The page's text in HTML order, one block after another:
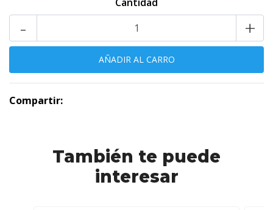
+
-
Compartir:
También te puede
interesar